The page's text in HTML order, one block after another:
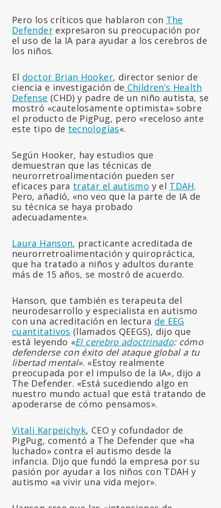
Pero los críticos que hablaron con The
Defenderexpresaron su preocupación por
el uso de la IA para ayudar a los cerebros de
los niños.
El doctor Brian Hooker, director senior de
ciencia e investigación de Children’s Health
Defense (CHD) y padre de un niño autista, se
mostró «cautelosamente optimista» sobre
el producto de PigPug, pero «receloso ante
este tipo de tecnologías«.
Según Hooker, hay estudios que
demuestran que las técnicas de
neurorretroalimentación pueden ser
eficaces para tratar el autismo y el TDAH.
Pero, añadió, «no veo que la parte de IA de
su técnica se haya probado
adecuadamente».
Laura Hanson, practicante acreditada de
neurorretroalimentación y quiropráctica,
que ha tratado a niños y adultos durante
más de 15 años, se mostró de acuerdo.
Hanson, que también es terapeuta del
neurodesarrollo y especialista en autismo
con una acreditación en lectura de EEG
cuantitativos (llamados QEEGS), dijo que
está leyendo «El cerebro adoctrinado: cómo
defenderse con éxito del ataque global a tu
libertad mental». «Estoy realmente
preocupada por el impulso de la IA», dijo a
The Defender. «Está sucediendo algo en
nuestro mundo actual que está tratando de
apoderarse de cómo pensamos».
Vitali Karpeichyk, CEO y cofundador de
PigPug, comentó a The Defender que «ha
luchado» contra el autismo desde la
infancia. Dijo que fundó la empresa por su
pasión por ayudar a los niños con TDAH y
autismo «a vivir una vida mejor».